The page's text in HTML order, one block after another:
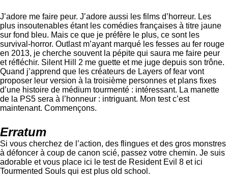
J’adore me faire peur. J’adore aussi les films d’horreur. Les
plus insoutenables étant les comédies françaises à titre jaune
sur fond bleu. Mais ce que je préfère le plus, ce sont les
survival-horror. Outlast m’ayant marqué les fesses au fer rouge
en 2013, je cherche souvent la pépite qui saura me faire peur
et réfléchir. Silent Hill 2 me guette et me juge depuis son trône.
Quand j’apprend que les créateurs de Layers of fear vont
proposer leur version à la troisième personnes et plans fixes
d’une histoire de médium tourmenté : intéressant. La manette
de la PS5 sera à l’honneur : intriguant. Mon test c’est
maintenant. Commençons.
Erratum
Si vous cherchez de l’action, des flingues et des gros monstres
à défoncer à coup de canon scié, passez votre chemin. Je suis
adorable et vous place ici le test de Resident Evil 8 et ici
Tourmented Souls qui est plus old school.